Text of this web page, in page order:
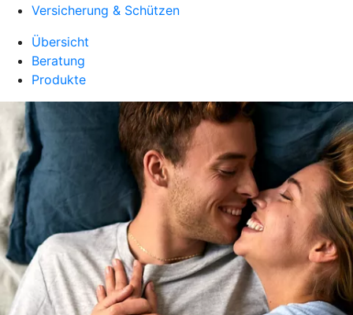
Versicherung & Schützen
Übersicht
Beratung
Produkte